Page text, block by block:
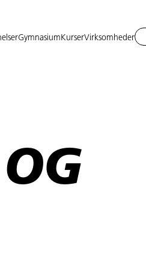
Gymnasium KurserVirksomheder